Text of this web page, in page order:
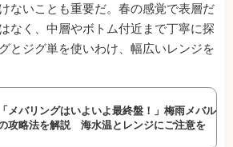
ないことも重要だ。春の感覚で表層だ
なく、中層やボトム付近まで丁寧に探
とジグ単を使いわけ、幅広いレンジを
「メバリングはいよいよ最終盤！」梅雨メバル
攻略法を解説 海水温とレンジにご注意を